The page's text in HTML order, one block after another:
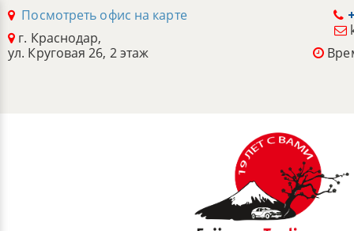
Посмотреть офис на карте
г. Краснодар,
ул. Круговая 26, 2 этаж